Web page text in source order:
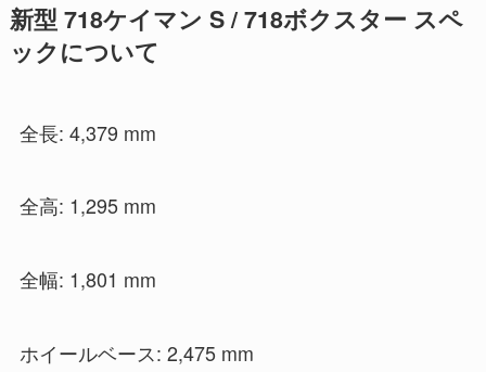
新型 718ケイマン S / 718ボクスター スペ
ックについて
全長: 4,379 mm
全高: 1,295 mm
全幅: 1,801 mm
ホイールベース: 2,475 mm